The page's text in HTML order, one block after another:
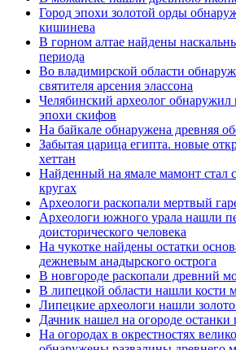
Город эпохи золотой орды
кишинева
В горном алтае найдены
периода
Во владимирской области
святителя арсения элассона
Челябинский археолог
эпохи скифов
На байкале обнаружена древняя
Забытая царица египта. новые
хеттан
Найденный на ямале мамонт стал
кругах
Археологи раскопали мертвый
Археологи южного урала нашли
доисторического человека
На чукотке найдены остатки
дежневым анадырского острога
В новгороде раскопали древний
В липецкой области нашли кости
Липецкие археологи нашли золото
Дачник нашел на огороде останки
На огородах в окрестностях